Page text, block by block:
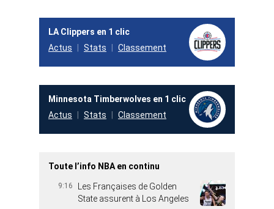
LA Clippers en 1 clic
Actus
Stats Classement
Minnesota Timberwolves en 1 clic
Actus
Stats Classement
Toute l’info NBA en continu
9:16
Les Françaises de Golden
State assurent à Los Angeles